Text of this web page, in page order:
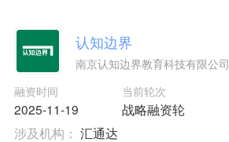
认知边界
南京认知边界教育科技有限公司
融资时间
2025-11-19
当前轮次
战略融资轮
涉及机构： 汇通达